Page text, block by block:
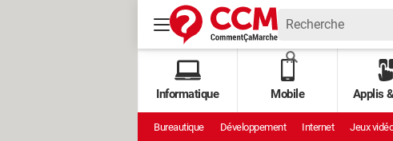
Informatique Mobile Applis
Bureautique Développement Internet Jeux vidéo